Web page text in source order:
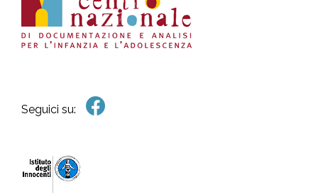
Seguici su: